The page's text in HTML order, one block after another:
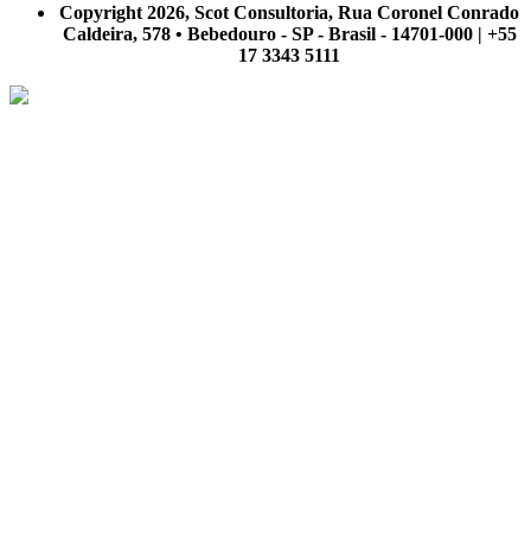
Copyright 2026, Scot Consultoria, Rua Coronel Conrado
Caldeira, 578 • Bebedouro - SP - Brasil - 14701-000 | +55
17 3343 5111